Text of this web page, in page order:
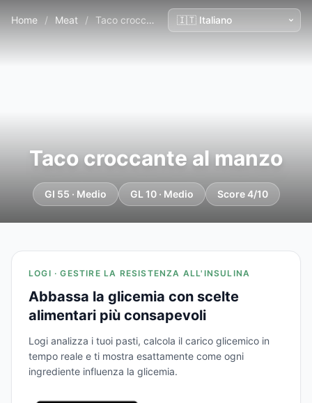
Home / Meat / Taco croccante al manzo
Taco croccante al manzo
GI 55 · Medio GL 10 · Medio Score 4/10
LOGI · GESTIRE LA RESISTENZA ALL'INSULINA
Abbassa la glicemia con scelte
alimentari più consapevoli
Logi analizza i tuoi pasti, calcola il carico glicemico in
tempo reale e ti mostra esattamente come ogni
ingrediente influenza la glicemia.